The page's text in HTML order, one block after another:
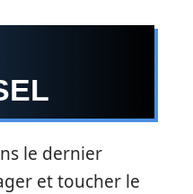
le dernier
et toucher le